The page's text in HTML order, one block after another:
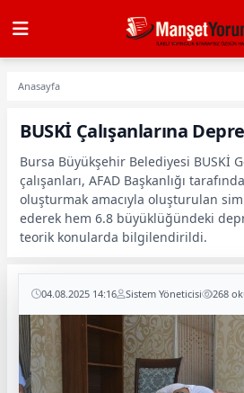
Anasayfa
BUSKİ Çalışanlarına
Bursa Büyükşehir Belediyesi BUSKİ
çalışanları, AFAD Başkanlığı
oluşturmak amacıyla oluşturulan
ederek hem 6.8 büyüklüğündeki
teorik konularda bilgilendirildi.
04.08.2025 14:16 Sistem Yöneticisi 268